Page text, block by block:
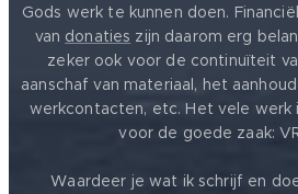
Gods werk te kunnen doen.
van donaties zijn daarom erg
zeker ook voor de continuïteit
aanschaf van materiaal, het
werkcontacten, etc. Het vele werk
voor de goede zaak:
Waardeer je wat ik schrijf en